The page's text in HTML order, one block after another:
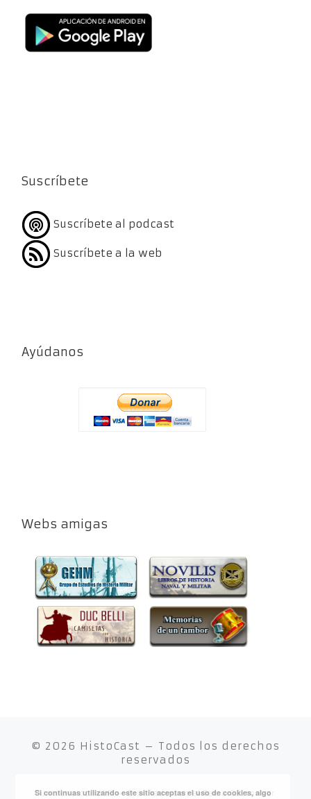
Suscríbete
Suscríbete al podcast
Suscríbete a la web
Ayúdanos
Webs amigas
© 2026 HistoCast – Todos los derechos
reservados
Funciona conWP– Diseñado con elTema Customizr
Si continuas utilizando este sitio aceptas el uso de cookies, algo